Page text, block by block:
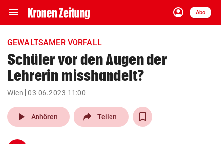
menu Navigation
ein-/ausklappen
account_circle
Anmelden
Abo
close Schließen
account_circle Anmelden
pin_drop
Wien arrow_right
GEWALTSAMER VORFALL
Schüler vor den Augen der
Lehrerin misshandelt?
Wien 03.06.2023 11:00
play_arrow Anhören Teilen